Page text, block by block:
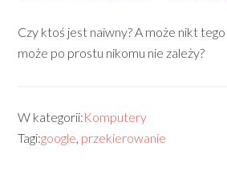
Czy ktoś jest naiwny? A może nikt tego
może po prostu nikomu nie zależy?
W kategorii:Komputery
Tagi:google, przekierowanie